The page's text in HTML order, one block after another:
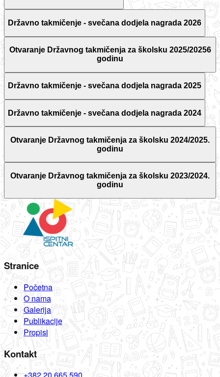
Državno takmičenje - svečana dodjela nagrada 2026
Otvaranje Državnog takmičenja za školsku 2025/20256
godinu
Državno takmičenje - svečana dodjela nagrada 2025
Državno takmičenje - svečana dodjela nagrada 2024
Otvaranje Državnog takmičenja za školsku 2024/2025.
godinu
Otvaranje Državnog takmičenja za školsku 2023/2024.
godinu
Stranice
Početna
O nama
Galerija
Publikacije
Propisi
Kontakt